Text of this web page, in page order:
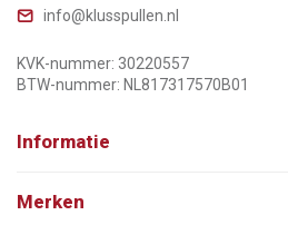
info@klusspullen.nl
KVK-nummer: 30220557
BTW-nummer: NL817317570B01
Informatie
Merken